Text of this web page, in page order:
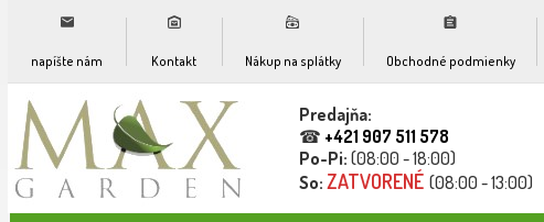
napíšte nám Kontakt Nákup na splátky Obchodné podmienky
Predajňa:
☎ +421 907 511 578
Po-Pi: (08:00 - 18:00)
So: ZATVORENÉ (08:00 - 13:00)